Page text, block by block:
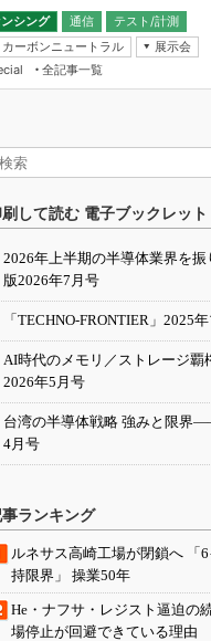
シング
通信
テスト/計測
カーボンニュートラル
展示会
ンピューティング
全記事一覧
刷して読む 電子ブックレット
2026年上半期の半導体業界を
版2026年7月号
「TECHNO-FRONTIER」2025
AI時代のメモリ／ストレージ
2026年5月号
台湾の半導体戦略 強みと限界
4月号
ランキング
ルネサス高崎工場が閉鎖へ 「
持限界」 操業50年
He・ナフサ・レジスト逼迫
場停止が回避できている理由